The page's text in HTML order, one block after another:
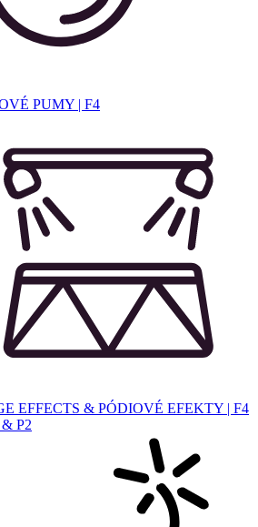
PUMY | F4
EFFECTS & PÓDIOVÉ EFEKTY | F4
P2